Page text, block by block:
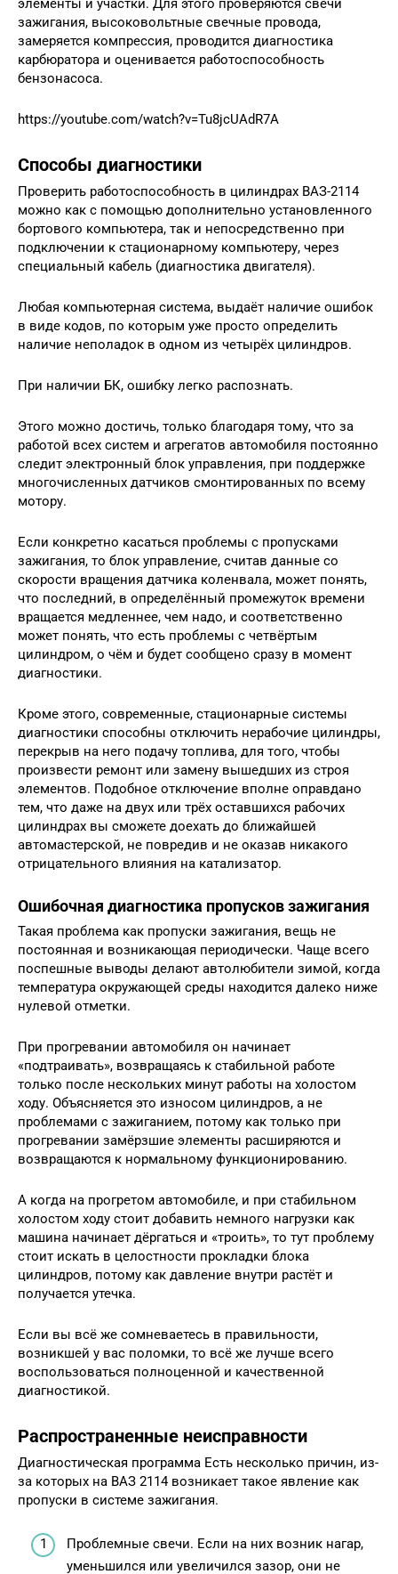
элементы и участки. Для этого проверяются свечи
зажигания, высоковольтные свечные провода,
замеряется компрессия, проводится диагностика
карбюратора и оценивается работоспособность
бензонасоса.
https://youtube.com/watch?v=Tu8jcUAdR7A
Способы диагностики
Проверить работоспособность в цилиндрах ВАЗ-2114
можно как с помощью дополнительно установленного
бортового компьютера, так и непосредственно при
подключении к стационарному компьютеру, через
специальный кабель (диагностика двигателя).
Любая компьютерная система, выдаёт наличие ошибок
в виде кодов, по которым уже просто определить
наличие неполадок в одном из четырёх цилиндров.
При наличии БК, ошибку легко распознать.
Этого можно достичь, только благодаря тому, что за
работой всех систем и агрегатов автомобиля постоянно
следит электронный блок управления, при поддержке
многочисленных датчиков смонтированных по всему
мотору.
Если конкретно касаться проблемы с пропусками
зажигания, то блок управление, считав данные со
скорости вращения датчика коленвала, может понять,
что последний, в определённый промежуток времени
вращается медленнее, чем надо, и соответственно
может понять, что есть проблемы с четвёртым
цилиндром, о чём и будет сообщено сразу в момент
диагностики.
Кроме этого, современные, стационарные системы
диагностики способны отключить нерабочие цилиндры,
перекрыв на него подачу топлива, для того, чтобы
произвести ремонт или замену вышедших из строя
элементов. Подобное отключение вполне оправдано
тем, что даже на двух или трёх оставшихся рабочих
цилиндрах вы сможете доехать до ближайшей
автомастерской, не повредив и не оказав никакого
отрицательного влияния на катализатор.
Ошибочная диагностика пропусков зажигания
Такая проблема как пропуски зажигания, вещь не
постоянная и возникающая периодически. Чаще всего
поспешные выводы делают автолюбители зимой, когда
температура окружающей среды находится далеко ниже
нулевой отметки.
При прогревании автомобиля он начинает
«подтраивать», возвращаясь к стабильной работе
только после нескольких минут работы на холостом
ходу. Объясняется это износом цилиндров, а не
проблемами с зажиганием, потому как только при
прогревании замёрзшие элементы расширяются и
возвращаются к нормальному функционированию.
А когда на прогретом автомобиле, и при стабильном
холостом ходу стоит добавить немного нагрузки как
машина начинает дёргаться и «троить», то тут проблему
стоит искать в целостности прокладки блока
цилиндров, потому как давление внутри растёт и
получается утечка.
Если вы всё же сомневаетесь в правильности,
возникшей у вас поломки, то всё же лучше всего
воспользоваться полноценной и качественной
диагностикой.
Распространенные неисправности
Диагностическая программа Есть несколько причин, из-
за которых на ВАЗ 2114 возникает такое явление как
пропуски в системе зажигания.
Проблемные свечи. Если на них возник нагар,
уменьшился или увеличился зазор, они не